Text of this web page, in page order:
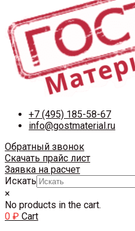
+7 (495) 185-58-67
info@gostmaterial.ru
Обратный звонок
Скачать прайс лист
Заявка на расчет
Искать
×
No products in the cart.
0 ₽ Cart